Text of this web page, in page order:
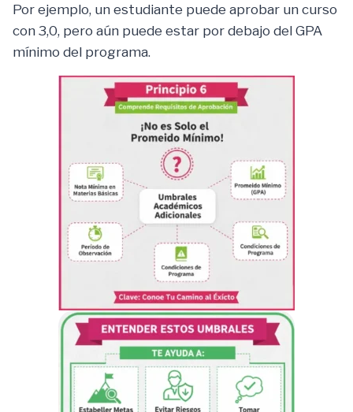
Por ejemplo, un estudiante puede aprobar un curso
con 3,0, pero aún puede estar por debajo del GPA
mínimo del programa.